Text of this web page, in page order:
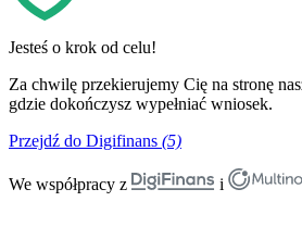
Jesteś o krok od celu!
Za chwilę przekierujemy Cię na stronę
gdzie dokończysz wypełniać wniosek.
Przejdź do Digifinans (5)
We współpracy z i